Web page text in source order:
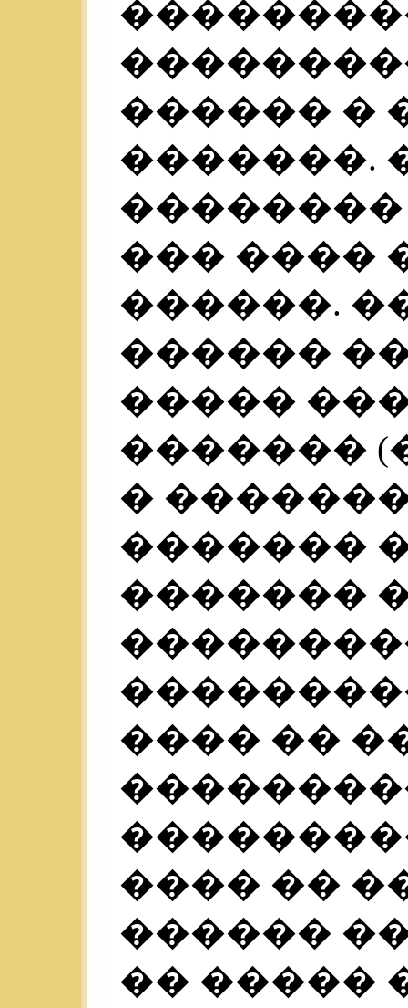
������ �
�������.
��������
��� ����
������.
������
�����
�������
�
�������
�������
���� ��
���� ��
������
�� �����